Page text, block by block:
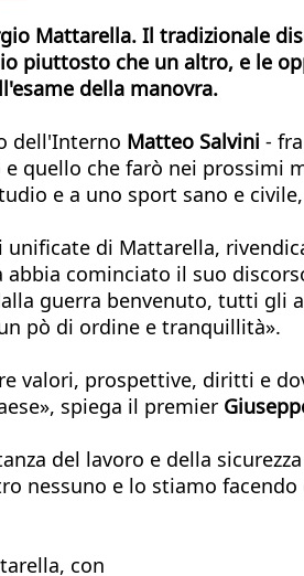
Mattarella. Il tradizionale
piuttosto che un altro, e le
della manovra.
dell'Interno Matteo Salvini -
quello che farò nei prossimi
e a uno sport sano e
di Mattarella,
cominciato il suo
guerra benvenuto, tutti gli
pò di ordine e tranquillità».
valori, prospettive, diritti e
spiega il premier
del lavoro e della
nessuno e lo stiamo
con